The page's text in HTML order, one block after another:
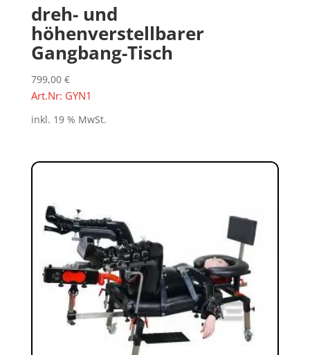
dreh- und
höhenverstellbarer
Gangbang-Tisch
799,00 €
Art.Nr: GYN1
inkl. 19 % MwSt.